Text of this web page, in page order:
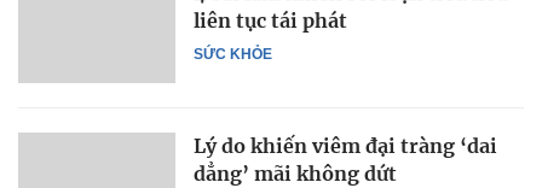
SỨC KHỎE
liên tục tái phát
Lý do khiến viêm đại tràng ‘dai
dẳng’ mãi không dứt